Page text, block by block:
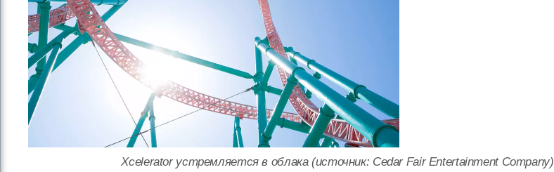
Xcelerator устремляется в облака (источник: Cedar Fair Entertainment Company)